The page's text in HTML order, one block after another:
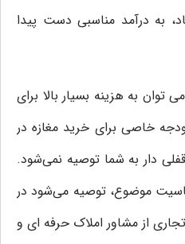
به درآمد مناسبی دست پیدا
توان به هزینه بسیار بالا برای
خاصی برای خرید مغازه در
دار به شما توصیه نمی‌شود.
موضوع، توصیه می‌شود در
تجاری از مشاور املاک حرفه ای و